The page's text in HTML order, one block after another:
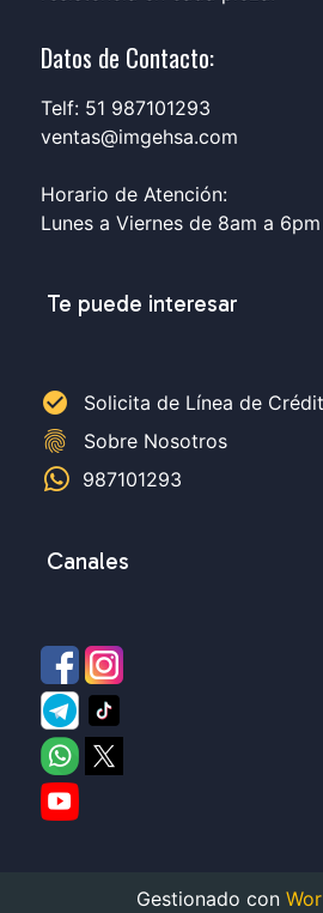
Datos de Contacto:
Telf: 51 987101293
ventas@imgehsa.com
Horario de Atención:
Lunes a Viernes de 8am a 6pm
Te puede interesar
check_circle Solicita de Línea de
fingerprint
Sobre Nosotros
987101293
Canales
Gestionado con